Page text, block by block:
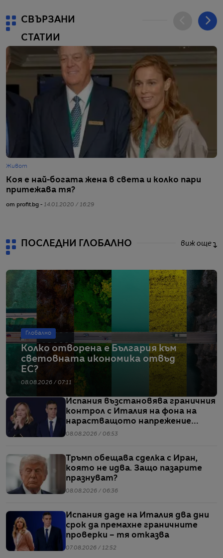
СВЪРЗАНИ
СТАТИИ
Живот
Коя е най-богата жена в света и колко пари
притежава тя?
от profit.bg - 14.01.2020 / 16:29
ПОСЛЕДНИ ГЛОБАЛНО виж още
Глобално
Колко отворена е България към
световната икономика отвъд
ЕС?
08.08.2026 / 07:11
Испания възстановява граничния
контрол с Италия на фона на
нарастващото напрежение
заради мигрантите
08.08.2026 / 06:53
Тръмп обещава сделка с Иран,
която не идва. Защо пазарите
празнуват?
08.08.2026 / 06:36
Испания даде на Италия два дни
срок да премахне граничните
проверки – тя отказва
07.08.2026 / 12:52